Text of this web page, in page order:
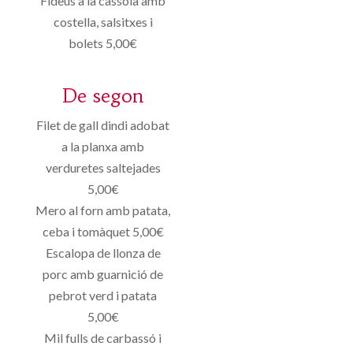
costella, salsitxes i
bolets 5,00€
De segon
Filet de gall dindi adobat
a la planxa amb
verduretes saltejades
5,00€
Mero al forn amb patata,
ceba i tomàquet 5,00€
Escalopa de llonza de
porc amb guarnició de
pebrot verd i patata
5,00€
Mil fulls de carbassó i